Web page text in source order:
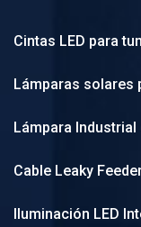
Cintas LED para
Lámparas solares
Lámpara Industrial
Cable Leaky
Iluminación LED